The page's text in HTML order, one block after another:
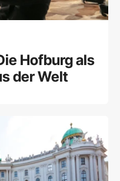
Hofburg als
der Welt